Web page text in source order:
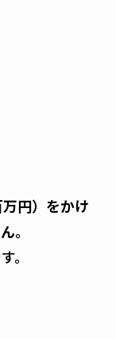
円）をかけ
。
。